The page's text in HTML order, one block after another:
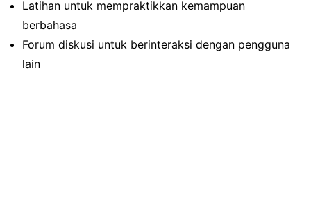
Latihan untuk mempraktikkan kemampuan
berbahasa
Forum diskusi untuk berinteraksi dengan pengguna
lain